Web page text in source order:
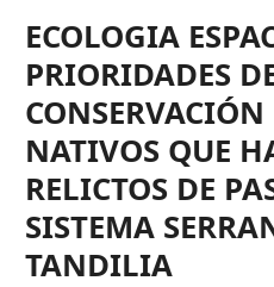
ECOLOGIA
PRIORIDADES
CONSERVACIÓN
NATIVOS QUE
RELICTOS DE
SISTEMA
TANDILIA